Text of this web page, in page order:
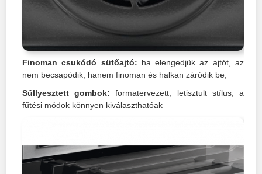
Finoman csukódó sütőajtó: ha elengedjük az ajtót, az
nem becsapódik, hanem finoman és halkan záródik be,
Süllyesztett gombok: formatervezett, letisztult stílus, a
fűtési módok könnyen kiválaszthatóak